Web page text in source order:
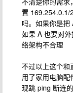
置 169.254.0.1/
吗。如果你是把
如果 A 也要对
络架构不合理
不过以上这个和
用了家用电脑
现跳 ping 断连